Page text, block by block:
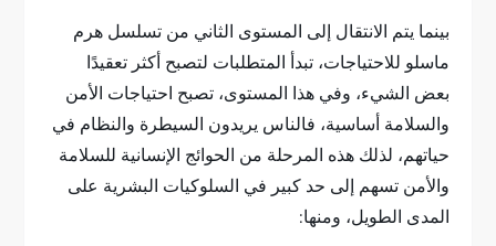
بينما يتم الانتقال إلى المستوى الثاني من تسلسل هرم
ماسلو للاحتياجات، تبدأ المتطلبات لتصبح أكثر تعقيدًا
بعض الشيء، وفي هذا المستوى، تصبح احتياجات الأمن
والسلامة أساسية، فالناس يريدون السيطرة والنظام في
حياتهم، لذلك هذه المرحلة من الحوائج الإنسانية للسلامة
والأمن تسهم إلى حد كبير في السلوكيات البشرية على
المدى الطويل، ومنها: